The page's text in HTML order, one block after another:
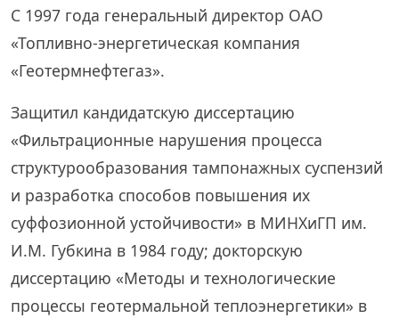
С 1997 года генеральный директор ОАО
«Топливно-энергетическая компания
«Геотермнефтегаз».
Защитил кандидатскую диссертацию
«Фильтрационные нарушения процесса
структурообразования тампонажных суспензий
и разработка способов повышения их
суффозионной устойчивости» в МИНХиГП им.
И.М. Губкина в 1984 году; докторскую
диссертацию «Методы и технологические
процессы геотермальной теплоэнергетики» в